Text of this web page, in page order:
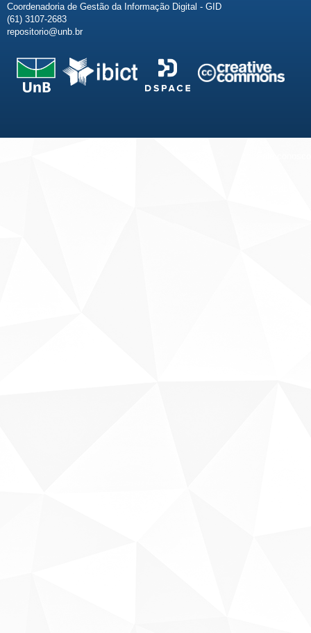
Coordenadoria de Gestão da Informação Digital - GID
(61) 3107-2683
repositorio@unb.br